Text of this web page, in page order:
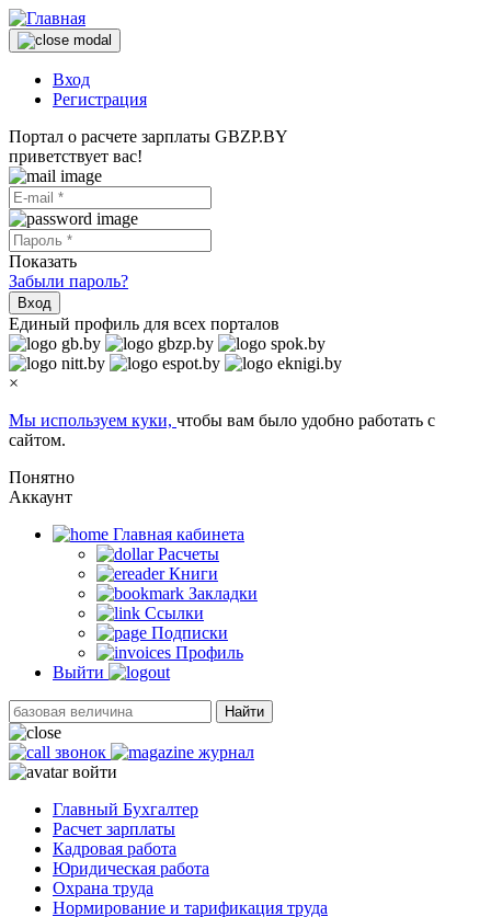
Вход
Регистрация
Портал о расчете зарплаты GBZP.BY
приветствует вас!
Показать
Забыли пароль?
Вход
Единый профиль для всех порталов
×
Мы используем куки, чтобы вам было удобно работать с
сайтом.
Понятно
Аккаунт
Главная кабинетa
Расчеты
Книги
Закладки
Ссылки
Подписки
Профиль
Выйти
Найти
звонок
журнал
войти
Главный Бухгалтер
Расчет зарплаты
Кадровая работа
Юридическая работа
Охрана труда
Нормирование и тарификация труда